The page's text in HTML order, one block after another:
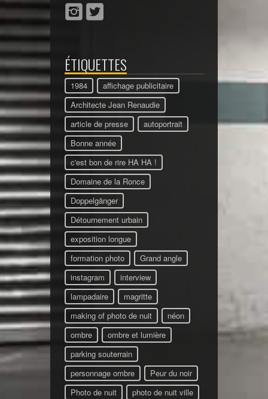
ÉTIQUETTES
1984
affichage publicitaire
Architecte Jean Renaudie
article de presse
autoportrait
Bonne année
c'est bon de rire HA HA !
Domaine de la Ronce
Doppelgänger
Détournement urbain
exposition longue
formation photo
Grand angle
instagram
interview
lampadaire
magritte
making of photo de nuit
néon
ombre
ombre et lumière
parking souterrain
personnage ombre
Peur du noir
Photo de nuit
photo de nuit ville